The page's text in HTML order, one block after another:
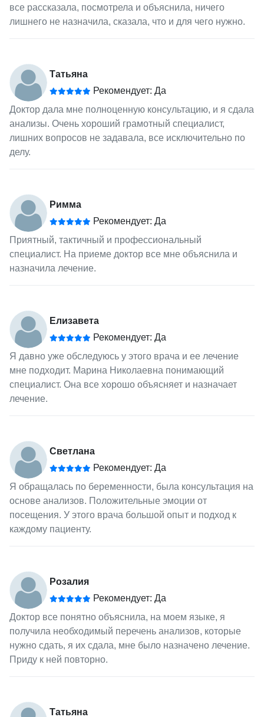
все рассказала, посмотрела и объяснила, ничего
лишнего не назначила, сказала, что и для чего нужно.
Татьяна
Рекомендует: Да
Доктор дала мне полноценную консультацию, и я сдала
анализы. Очень хороший грамотный специалист,
лишних вопросов не задавала, все исключительно по
делу.
Римма
Рекомендует: Да
Приятный, тактичный и профессиональный
специалист. На приеме доктор все мне объяснила и
назначила лечение.
Елизавета
Рекомендует: Да
Я давно уже обследуюсь у этого врача и ее лечение
мне подходит. Марина Николаевна понимающий
специалист. Она все хорошо объясняет и назначает
лечение.
Светлана
Рекомендует: Да
Я обращалась по беременности, была консультация на
основе анализов. Положительные эмоции от
посещения. У этого врача большой опыт и подход к
каждому пациенту.
Розалия
Рекомендует: Да
Доктор все понятно объяснила, на моем языке, я
получила необходимый перечень анализов, которые
нужно сдать, я их сдала, мне было назначено лечение.
Приду к ней повторно.
Татьяна